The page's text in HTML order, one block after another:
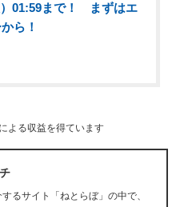
01:59まで！ まずはエ
ら！
よる収益を得ています
るサイト「ねとらぼ」の中で、